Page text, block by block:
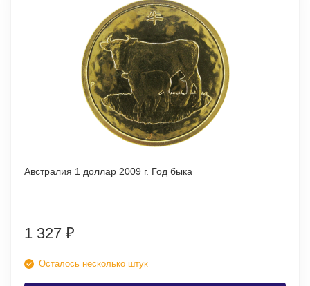
Австралия 1 доллар 2009 г. Год быка
1 327 ₽
Осталось несколько штук